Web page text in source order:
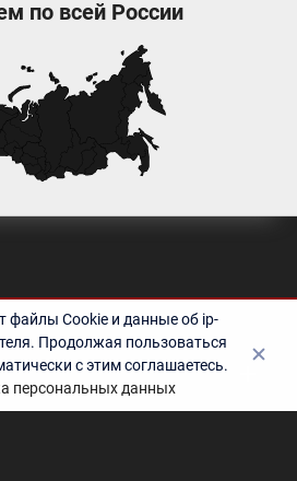
по всей России
файлы Cookie и данные об ip-
Продолжая пользоваться
с этим соглашаетесь.
персональных данных